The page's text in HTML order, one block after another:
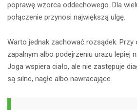
poprawę wzorca oddechowego. Dla
połączenie przynosi największą ulgę.
Warto jednak zachować rozsądek. Przy
zapalnym albo podejrzeniu urazu lepiej
Joga wspiera ciało, ale nie zastępuje
są silne, nagłe albo nawracające.